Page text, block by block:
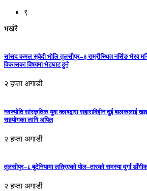
९
भर्खरै
सांसद कमल सुवेदी भोलि तुलसीपुर–३ राम्रीस्थित नर्सिङ भैरव
विकासका विषयमा भेटघाट हुने
२ हप्ता अगाडी
नवज्योति सांस्कृतिक युवा क्लबद्वारा सहाराविहीन दुई बालकलाई
सहयोगका लागि अपिल
२ हप्ता अगाडी
तुलसीपुर–८ बुटेनियामा लत्रिएको पोल–तारको समस्या दुर्गा
२ हप्ता अगाडी